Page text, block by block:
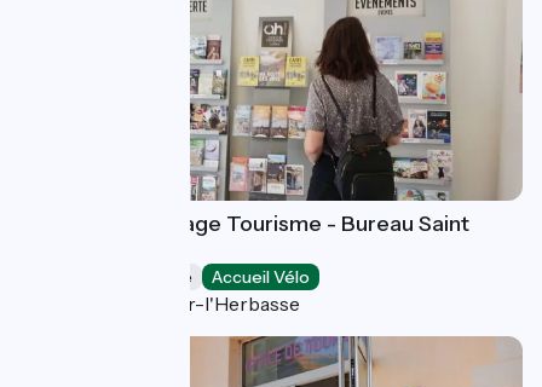
Ardèche Hermitage Tourisme - Bureau Saint
Offices de Tourisme Accueil Vélo
Saint-Donat-sur-l'Herbasse